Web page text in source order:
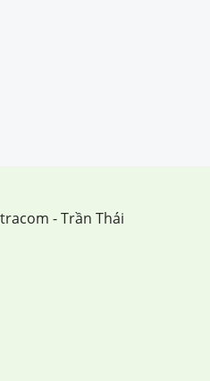
- Trần Thái